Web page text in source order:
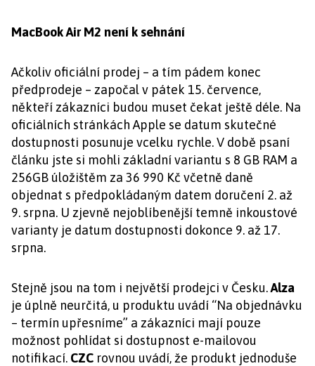
MacBook Air M2 není k sehnání
Ačkoliv oficiální prodej – a tím pádem konec
předprodeje – započal v pátek 15. července,
někteří zákazníci budou muset čekat ještě déle. Na
oficiálních stránkách Apple se datum skutečné
dostupnosti posunuje vcelku rychle. V době psaní
článku jste si mohli základní variantu s 8 GB RAM a
256GB úložištěm za 36 990 Kč včetně daně
objednat s předpokládaným datem doručení 2. až
9. srpna. U zjevně nejoblíbenější temně inkoustové
varianty je datum dostupnosti dokonce 9. až 17.
srpna.
Stejně jsou na tom i největší prodejci v Česku.Alza
je úplně neurčitá, u produktu uvádí “Na objednávku
– termín upřesníme” a zákazníci mají pouze
možnost pohlídat si dostupnost e-mailovou
notifikací. CZC rovnou uvádí, že produkt jednoduše